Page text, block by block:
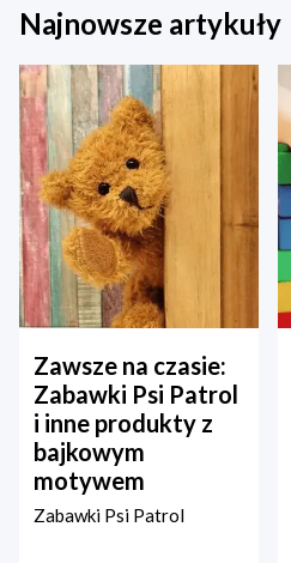
Najnowsze artykuły
Zawsze na czasie:
Zabawki Psi Patrol
i inne produkty z
bajkowym
motywem
Zabawki Psi Patrol